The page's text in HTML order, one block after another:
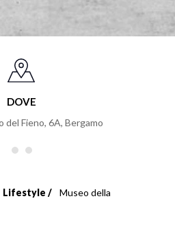
DOVE
del Fieno, 6A, Bergamo
Lifestyle
Museo della